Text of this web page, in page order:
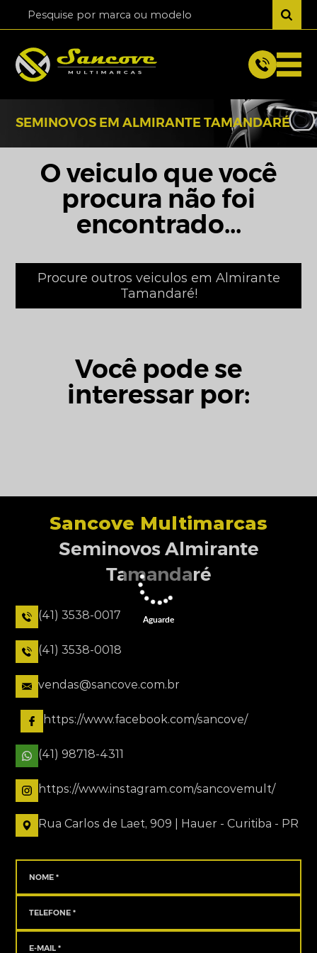
SEMINOVOS EM ALMIRANTE TAMANDARÉ
O veiculo que você
procura não foi
encontrado...
Procure outros veiculos em Almirante
Tamandaré!
Você pode se
interessar por:
Sancove Multimarcas
Seminovos Almirante
Tamandaré
(41) 3538-0017
(41) 3538-0018
vendas@sancove.com.br
https://www.facebook.com/sancove/
(41) 98718-4311
https://www.instagram.com/sancovemult/
Rua Carlos de Laet, 909 | Hauer - Curitiba - PR
Aguarde